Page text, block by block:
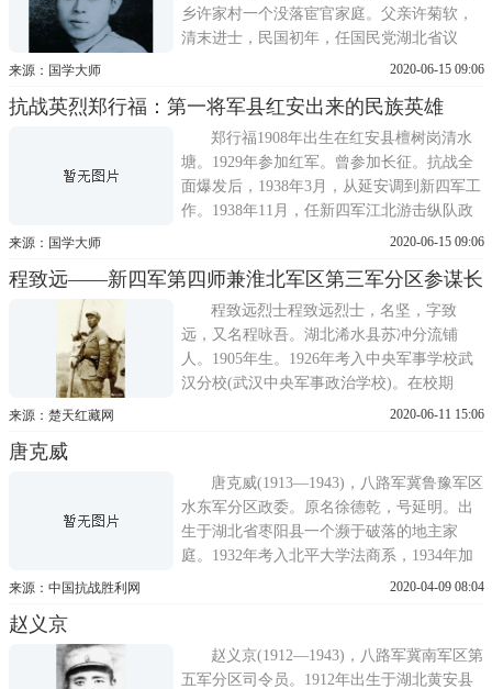
乡许家村一个没落宦官家庭。父亲许菊软，
清末进士，民国初年，任国民党湖北省议
员，后辞职回乡任教。徐宝珊有兄弟四人，
奋发向上，刻苦好学，受到父母喜爱和乡邻
的器重。徐宝珊18岁那年，族里兴力私学
堂，乡邻都力举他当教师，徐宝
来源：国学大师 2020-06-15 09:06
抗战英烈郑行福：第一将军县红安出来的民族英雄
郑行福1908年出生在红安县檀树岗清水
塘。1929年参加红军。曾参加长征。抗战全
面爆发后，1938年3月，从延安调到新四军工
作。1938年11月，任新四军江北游击纵队政
治部副主任，后任政治部主任。皖南事变后
日，日军第116师团和第15师团各一部及伪军
共6000多人，分8路向皖江抗日根据地巢县、
无为中心区大举扫
来源：国学大师 2020-06-15 09:06
程致远——新四军第四师兼淮北军区第三军分区参谋长
程致远烈士程致远烈士，名坚，字致
远，又名程咏吾。湖北浠水县苏冲分流铺
人。1905年生。1926年考入中央军事学校武
汉分校(武汉中央军事政治学校)。在校期
间，成绩优异，见解独特，无论是军事理论
月，程致远随贺龙、叶挺部队到江西，参加
了南昌起义，随贺龙、叶挺
来源：楚天红藏网 2020-06-11 15:06
唐克威
唐克威(1913—1943)，八路军冀鲁豫军区
水东军分区政委。原名徐德乾，号延明。出
生于湖北省枣阳县一个濒于破落的地主家
庭。1932年考入北平大学法商系，1934年加
入中国共产党。1935年在一二&bull;九学生运
毕业后分配到中共中央组织部工作。1938年9
月，任中共冀南
来源：中国抗战胜利网 2020-04-09 08:04
赵义京
赵义京(1912—1943)，八路军冀南军区第
五军分区司令员。1912年出生于湖北黄安县